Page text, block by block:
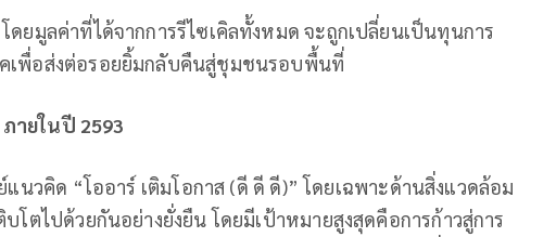
ยมูลค่าที่ได้จากการรีไซเคิลทั้งหมด จะถูกเปลี่ยนเป็นทุนการ
เพื่อส่งต่อรอยยิ้มกลับคืนสู่ชุมชนรอบพื้นที่
ายในปี 2593
นวคิด “โออาร์ เติมโอกาส (ดี ดี ดี)” โดยเฉพาะด้านสิ่งแวดล้อม
โตไปด้วยกันอย่างยั่งยืน โดยมีเป้าหมายสูงสุดคือการก้าวสู่การ